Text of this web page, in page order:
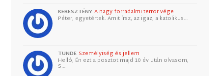
KERESZTÉNY A nagy forradalmi terror vége
Péter, egyetértek. Amit írsz, az igaz, a katolikus…
TUNDE Személyiség és jellem
Helló, Én ezt a posztot majd 10 év után olvasom,
S…